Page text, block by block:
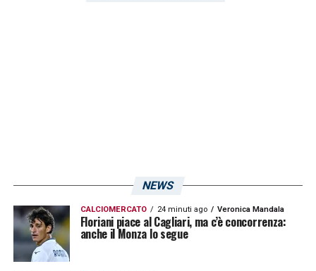
NEWS
CALCIOMERCATO 24 minuti ago Veronica Mandala
Floriani piace al Cagliari, ma c’è concorrenza:
anche il Monza lo segue